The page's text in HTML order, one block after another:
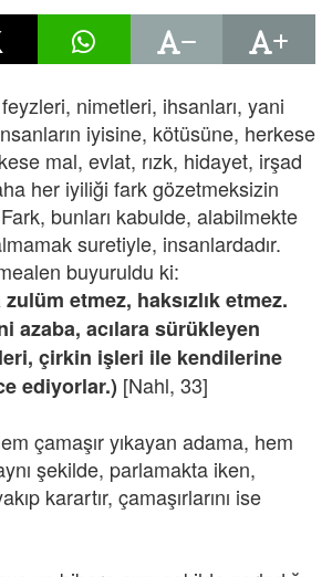
nimetleri, ihsanları, yani
iyisine, kötüsüne, herkese
mal, evlat, rızk, hidayet, irşad
her iyiliği fark gözetmeksizin
bunları kabulde, alabilmekte
suretiyle, insanlardadır.
buyuruldu ki:
etmez, haksızlık etmez.
azaba, acılara sürükleyen
çirkin işleri ile kendilerine
ediyorlar.) [Nahl, 33]
çamaşır yıkayan adama, hem
şekilde, parlamakta iken,
karartır, çamaşırlarını ise